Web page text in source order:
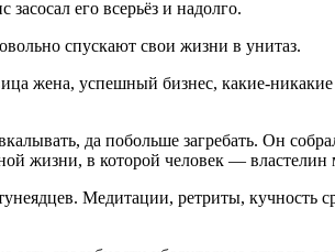
его всерьёз и надолго.
спускают свои жизни в унитаз.
жена, успешный бизнес, какие-
да побольше загребать. Он
жизни, в которой человек —
Медитации, ретриты, кучность